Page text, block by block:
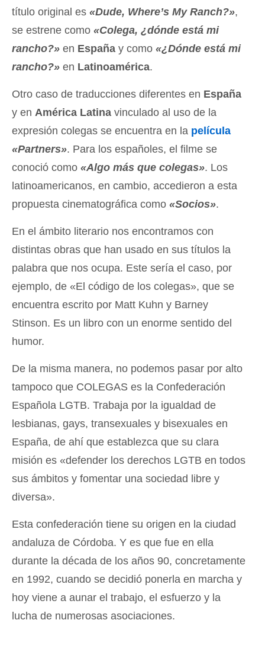
título original es «Dude, Where’s My Ranch?»,
se estrene como «Colega, ¿dónde está mi
rancho?» en España y como «¿Dónde está mi
rancho?» en Latinoamérica.
Otro caso de traducciones diferentes en España
y en América Latina vinculado al uso de la
expresión colegas se encuentra en la película
«Partners». Para los españoles, el filme se
conoció como «Algo más que colegas». Los
latinoamericanos, en cambio, accedieron a esta
propuesta cinematográfica como «Socios».
En el ámbito literario nos encontramos con
distintas obras que han usado en sus títulos la
palabra que nos ocupa. Este sería el caso, por
ejemplo, de «El código de los colegas», que se
encuentra escrito por Matt Kuhn y Barney
Stinson. Es un libro con un enorme sentido del
humor.
De la misma manera, no podemos pasar por alto
tampoco que COLEGAS es la Confederación
Española LGTB. Trabaja por la igualdad de
lesbianas, gays, transexuales y bisexuales en
España, de ahí que establezca que su clara
misión es «defender los derechos LGTB en todos
sus ámbitos y fomentar una sociedad libre y
diversa».
Esta confederación tiene su origen en la ciudad
andaluza de Córdoba. Y es que fue en ella
durante la década de los años 90, concretamente
en 1992, cuando se decidió ponerla en marcha y
hoy viene a aunar el trabajo, el esfuerzo y la
lucha de numerosas asociaciones.